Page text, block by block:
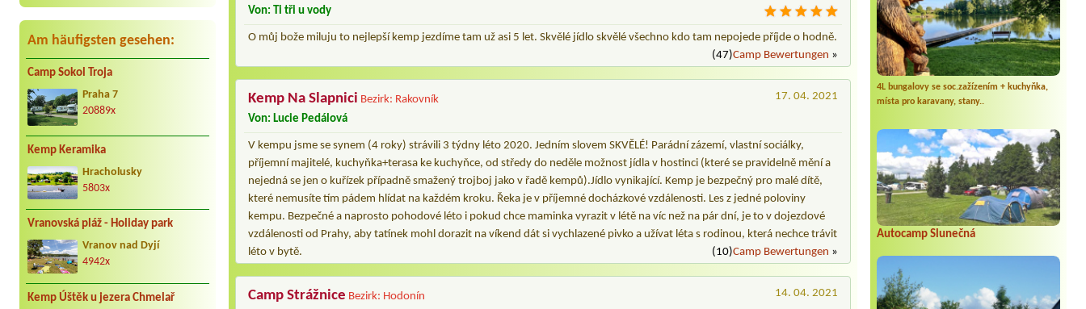
Am häufigsten gesehen:
Camp Sokol Troja
Praha 7
20889x
Kemp Keramika
Hracholusky
5803x
Vranovská pláž - Holiday park
Vranov nad Dyjí
4942x
Kemp Úštěk u jezera Chmelař
4L bungalovy se soc.zažízením + kuchyňka,
místa pro karavany, stany..
Autocamp Slunečná
Von: Ti tři u vody
O můj bože miluju to nejlepší kemp jezdíme tam už asi 5 let. Skvělé jídlo skvělé všechno kdo tam nepojede příjde o hodně.
(47)Camp Bewertungen »
Kemp Na Slapnici Bezirk: Rakovník
17. 04. 2021
Von: Lucie Pedálová
V kempu jsme se synem (4 roky) strávili 3 týdny léto 2020. Jedním slovem SKVĚLÉ! Parádní zázemí, vlastní sociálky,
příjemní majitelé, kuchyňka+terasa ke kuchyňce, od středy do neděle možnost jídla v hostinci (které se pravidelně mění a
nejedná se jen o kuřízek případně smažený trojboj jako v řadě kempů).Jídlo vynikající. Kemp je bezpečný pro malé dítě,
které nemusíte tím pádem hlídat na každém kroku. Řeka je v příjemné docházkové vzdálenosti. Les z jedné poloviny
kempu. Bezpečné a naprosto pohodové léto i pokud chce maminka vyrazit v létě na víc než na pár dní, je to v dojezdové
vzdálenosti od Prahy, aby tatínek mohl dorazit na víkend dát si vychlazené pivko a užívat léta s rodinou, která nechce trávit
léto v bytě.
(10)Camp Bewertungen »
Camp Strážnice Bezirk: Hodonín
14. 04. 2021